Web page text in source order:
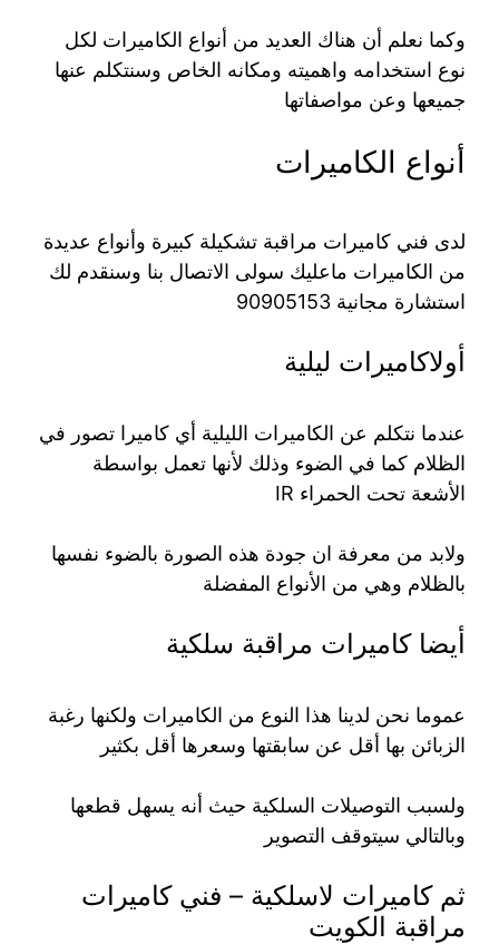
وكما نعلم أن هناك العديد من أنواع الكاميرات لكل
نوع استخدامه واهميته ومكانه الخاص وسنتكلم عنها
جميعها وعن مواصفاتها
أنواع الكاميرات
لدى فني كاميرات مراقبة تشكيلة كبيرة وأنواع عديدة
من الكاميرات ماعليك سولى الاتصال بنا وسنقدم لك
استشارة مجانية 90905153
أولاكاميرات ليلية
عندما نتكلم عن الكاميرات الليلية أي كاميرا تصور في
الظلام كما في الضوء وذلك لأنها تعمل بواسطة
الأشعة تحت الحمراء IR
ولابد من معرفة ان جودة هذه الصورة بالضوء نفسها
بالظلام وهي من الأنواع المفضلة
أيضا كاميرات مراقبة سلكية
عموما نحن لدينا هذا النوع من الكاميرات ولكنها رغبة
الزبائن بها أقل عن سابقتها وسعرها أقل بكثير
ولسبب التوصيلات السلكية حيث أنه يسهل قطعها
وبالتالي سيتوقف التصوير
ثم كاميرات لاسلكية – فني كاميرات
مراقبة الكويت